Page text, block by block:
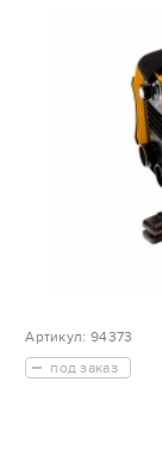
Артикул: 94373
под заказ